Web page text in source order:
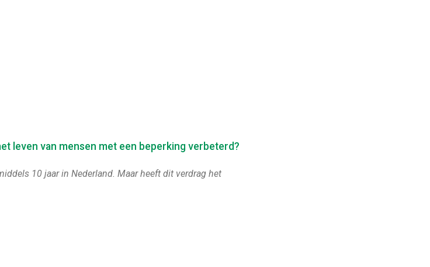
leven van mensen met een beperking verbeterd?
10 jaar in Nederland. Maar heeft dit verdrag het